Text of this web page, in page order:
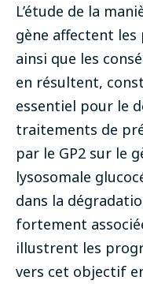
L’étude de la
gène affectent
ainsi que les
en résultent,
essentiel pour le
traitements de
par le GP2 sur le
lysosomale
dans la
fortement
illustrent les
vers cet objectif